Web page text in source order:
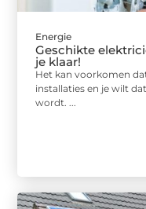
Energie
Geschikte
je klaar!
Het kan voorkomen
installaties en je wilt
wordt. ...